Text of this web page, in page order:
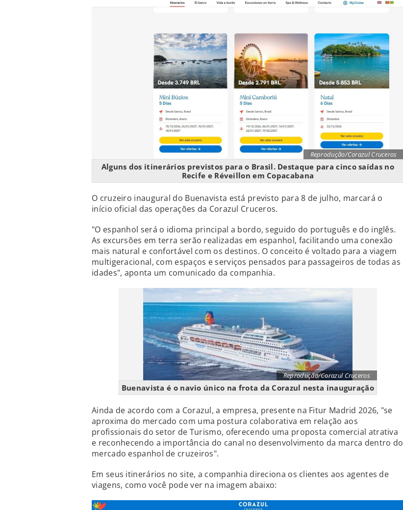
Reprodução/Corazul Cruceros
Alguns dos itinerários previstos para o Brasil. Destaque para cinco saídas no
Recife e Réveillon em Copacabana
O cruzeiro inaugural do Buenavista está previsto para 8 de julho, marcará o
início oficial das operações da Corazul Cruceros.
"O espanhol será o idioma principal a bordo, seguido do português e do inglês.
As excursões em terra serão realizadas em espanhol, facilitando uma conexão
mais natural e confortável com os destinos. O conceito é voltado para a viagem
multigeracional, com espaços e serviços pensados para passageiros de todas as
idades", aponta um comunicado da companhia.
Reprodução/Corazul Cruceros
Buenavista é o navio único na frota da Corazul nesta inauguração
Ainda de acordo com a Corazul, a empresa, presente na Fitur Madrid 2026, "se
aproxima do mercado com uma postura colaborativa em relação aos
profissionais do setor de Turismo, oferecendo uma proposta comercial atrativa
e reconhecendo a importância do canal no desenvolvimento da marca dentro do
mercado espanhol de cruzeiros".
Em seus itinerários no site, a companhia direciona os clientes aos agentes de
viagens, como você pode ver na imagem abaixo: